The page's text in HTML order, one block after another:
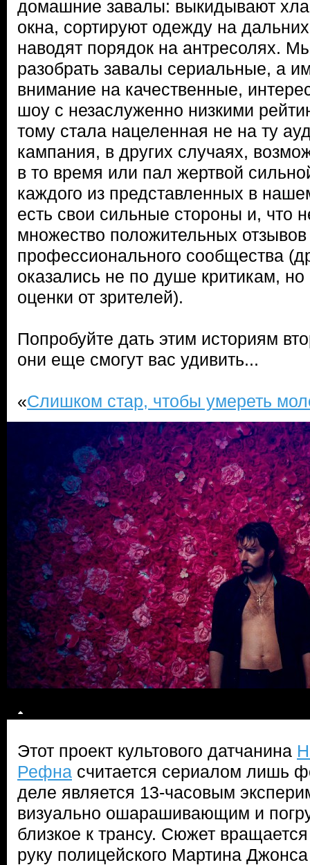
домашние завалы: выкидывают
окна, сортируют одежду на
наводят порядок на антресолях.
разобрать завалы сериальные, а
внимание на качественные,
шоу с незаслуженно низкими
тому стала нацеленная не на ту
кампания, в других случаях,
в то время или пал жертвой
каждого из представленных в
есть свои сильные стороны и, что
множество положительных отзывов
профессионального сообщества
оказались не по душе критикам,
оценки от зрителей).
Попробуйте дать этим историям
они еще смогут вас удивить...
«Слишком стар, чтобы умереть
Этот проект культового датчанина
Рефна считается сериалом лишь
деле является 13-часовым
визуально ошарашивающим и
близкое к трансу. Сюжет вращается
руку полицейского Мартина